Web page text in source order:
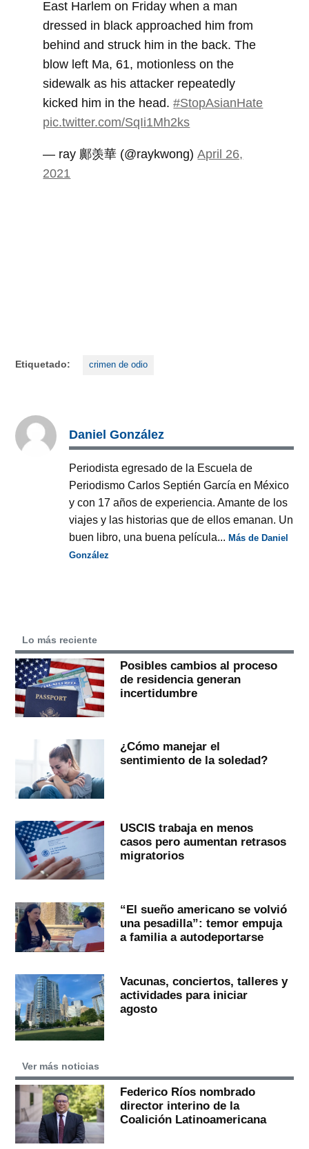
East Harlem on Friday when a man
dressed in black approached him from
behind and struck him in the back. The
blow left Ma, 61, motionless on the
sidewalk as his attacker repeatedly
kicked him in the head.#StopAsianHate
pic.twitter.com/SqIi1Mh2ks
— ray 鄺羡華 (@raykwong)April 26,
2021
Etiquetado: crimen de odio
Daniel González
Periodista egresado de la Escuela de
Periodismo Carlos Septién García en México
y con 17 años de experiencia. Amante de los
viajes y las historias que de ellos emanan. Un
buen libro, una buena película...Más de Daniel
González
Lo más reciente
Posibles cambios al proceso
de residencia generan
incertidumbre
¿Cómo manejar el
sentimiento de la soledad?
USCIS trabaja en menos
casos pero aumentan retrasos
migratorios
“El sueño americano se volvió
una pesadilla”: temor empuja
a familia a autodeportarse
Vacunas, conciertos, talleres y
actividades para iniciar
agosto
Ver más noticias
Federico Ríos nombrado
director interino de la
Coalición Latinoamericana